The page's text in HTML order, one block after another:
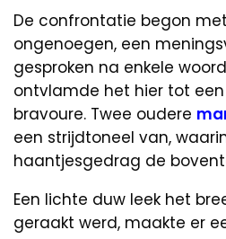
De confrontatie begon
ongenoegen, een
gesproken na enkele
ontvlamde het hier tot
bravoure. Twee oudere
een strijdtoneel van,
haantjesgedrag de
Een lichte duw leek het
geraakt werd, maakte er